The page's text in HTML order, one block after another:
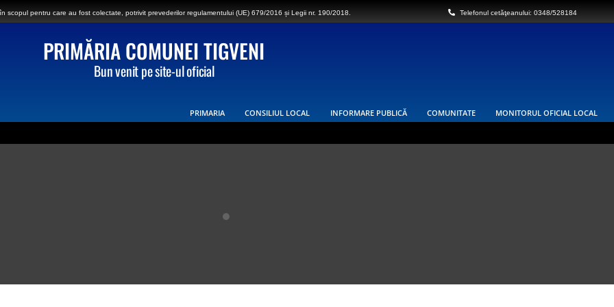
pentru care au fost colectate, potrivit prevederilor regulamentului (UE) 679/2016 și Legii nr. 190/2018. Telefonul cetăţeanului: 0348/528184
PRIMĂRIA COMUNEI TIGVENI
Bun venit pe site-ul oficial
PRIMARIA CONSILIUL LOCAL INFORMARE PUBLICĂ COMUNITATE MONITORUL OFICIAL LOCAL